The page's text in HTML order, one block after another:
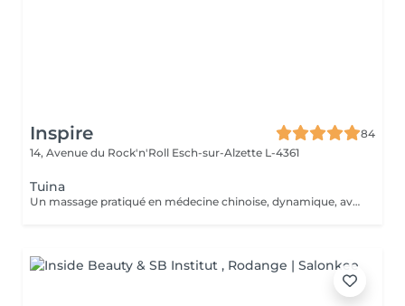
Inspire
84
14, Avenue du Rock'n'Roll Esch-sur-Alzette L-4361
Tuina
Un massage pratiqué en médecine chinoise, dynamique, avec des manuvres visant à libérer les blocages énergétiques. Il fait circuler le Chi dans le corps et l'esprit pour atteindre un état de profonde relaxation.